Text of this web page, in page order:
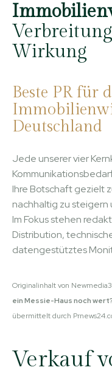
Wirkung
Beste PR für
Deutschland
Jede unserer vier
Ihre Botschaft gezielt
nachhaltig zu steigern
Im Fokus stehen
Distribution,
datengestütztes
Originalinhalt von
ein Messie-Haus noch
übermittelt durch
Verkauf